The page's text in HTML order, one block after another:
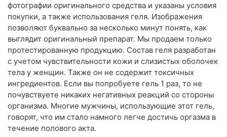
фотографии оригинального средства и указаны условия
покупки, а также использования геля. Изображения
позволяют буквально за несколько минут понять, как
выглядит оригинальный препарат. Мы продаем только
протестированную продукцию. Состав геля разработан
с учетом чувствительности кожи и слизистых оболочек
тела у женщин. Также он не содержит токсичных
ингредиентов. Если вы попробуете гель 1 раз, то не
почувствуете никаких негативных реакций со стороны
организма. Многие мужчины, использующие этот гель,
говорят, что им стало намного легче достичь оргазма в
течение полового акта.